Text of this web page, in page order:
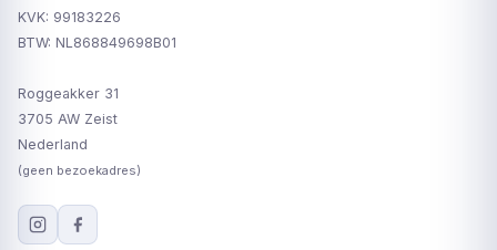
KVK: 99183226
BTW: NL868849698B01
Roggeakker 31
3705 AW Zeist
Nederland
(geen bezoekadres)